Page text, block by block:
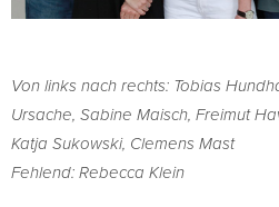
Von links nach rechts: Tobias
Ursache, Sabine Maisch, Freimut
Katja Sukowski, Clemens Mast
Fehlend: Rebecca Klein